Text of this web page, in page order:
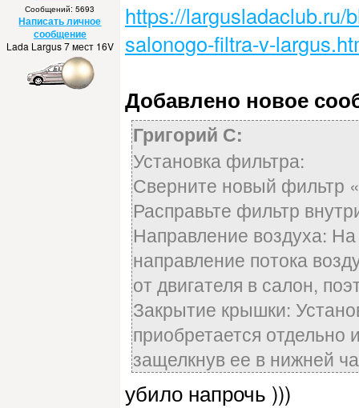
Сообщений: 5693
Написать личное
сообщение
Lada Largus 7 мест 16V
https://largusladaclub.ru/
salonogo-filtra-v-
Добавлено новое
Григорий С:
Установка фильтра:
Сверните новый фильтр
Расправьте фильтр
Направление воздуха:
направление потока
от двигателя в салон,
Закрытие крышки:
приобретается отдельно
защелкнув ее в нижней
убило напрочь )))